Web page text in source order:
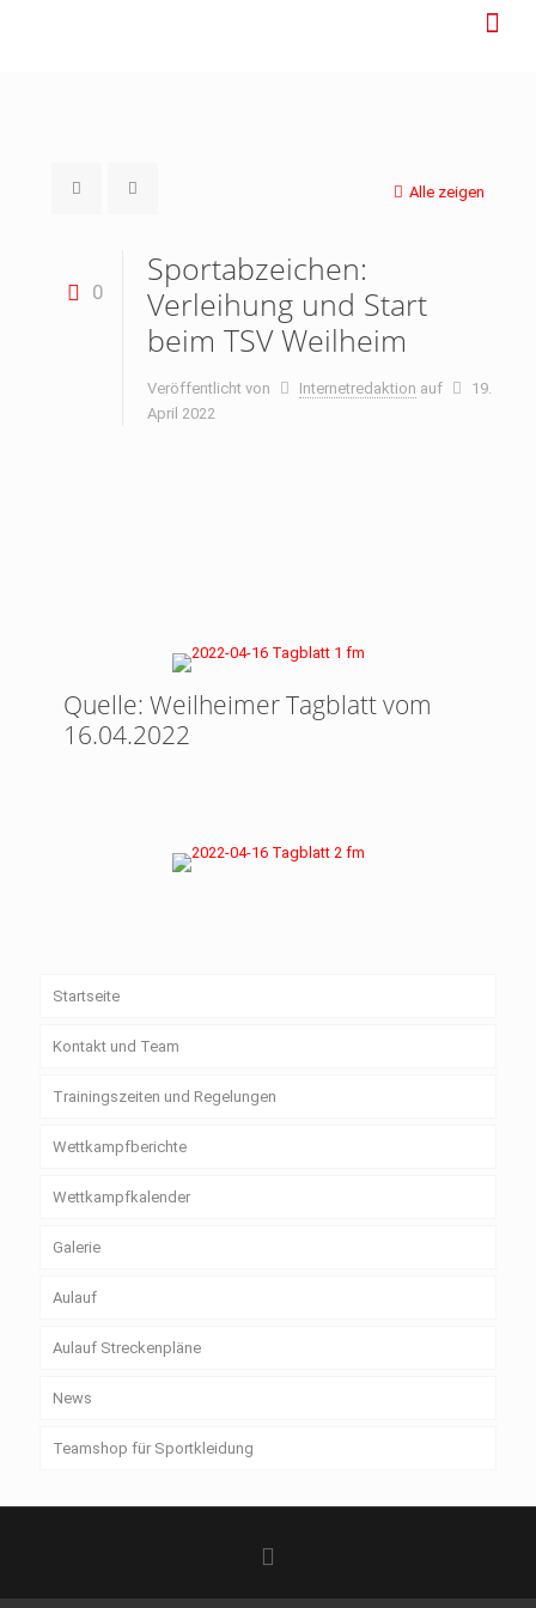
Alle zeigen
0
Sportabzeichen:
Verleihung und Start
beim TSV Weilheim
Veröffentlicht von Internetredaktion auf
19.
April 2022
Quelle: Weilheimer Tagblatt vom
16.04.2022
Startseite
Kontakt und Team
Trainingszeiten und Regelungen
Wettkampfberichte
Wettkampfkalender
Galerie
Aulauf
Aulauf Streckenpläne
News
Teamshop für Sportkleidung